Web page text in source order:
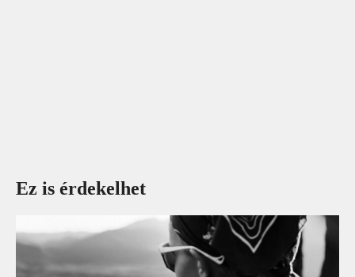
Ez is érdekelhet